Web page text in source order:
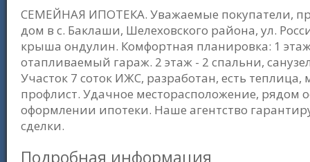
СЕМЕЙНАЯ ИПОТЕКА. Уважаемые покупатели,
дом в с. Баклаши, Шелеховского района, ул.
крыша ондулин. Комфортная планировка: 1
отапливаемый гараж. 2 этаж - 2 спальни,
Участок 7 соток ИЖС, разработан, есть
профлист. Удачное месторасположение, рядом
оформлении ипотеки. Наше агентство
сделки.
Подробная информация